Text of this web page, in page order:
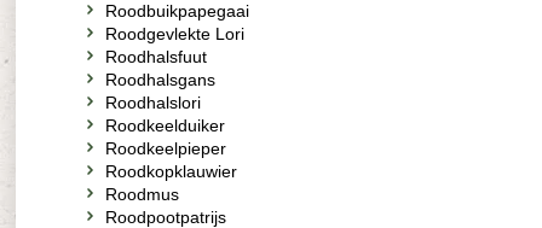
Roodbuikpapegaai
Roodgevlekte Lori
Roodhalsfuut
Roodhalsgans
Roodhalslori
Roodkeelduiker
Roodkeelpieper
Roodkopklauwier
Roodmus
Roodpootpatrijs